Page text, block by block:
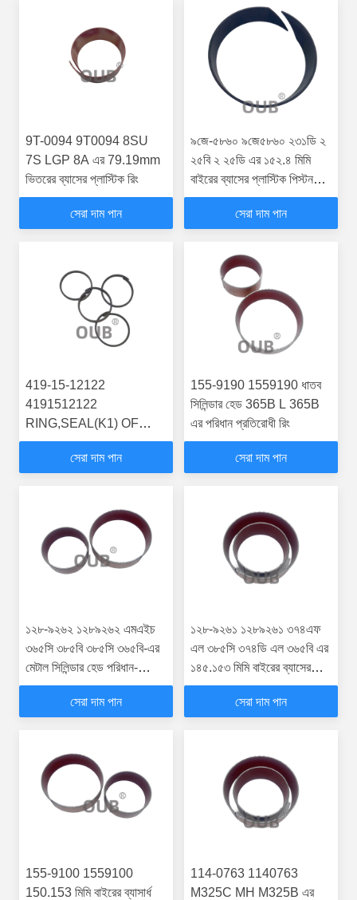
9T-0094 9T0094 8SU
7S LGP 8A এর 79.19mm
ভিতরের ব্যাসের প্লাস্টিক রিং
সেরা দাম পান
৯জে-৫৮৬০ ৯জে৫৮৬০ ২৩১ডি ২
২৫বি ২ ২৫ডি এর ১৫২.৪ মিমি
বাইরের ব্যাসের প্লাস্টিক পিস্টন
গাইড
সেরা দাম পান
419-15-12122
4191512122
RING,SEAL(K1) OF
WA480-6 WA380-DZ-3
সেরা দাম পান
155-9190 1559190 ধাতব
সিলিন্ডার হেড 365B L 365B
এর পরিধান প্রতিরোধী রিং
সেরা দাম পান
১২৮-৯২৬২ ১২৮৯২৬২ এমএইচ
৩৬৫সি ৩৮৫বি ৩৮৫সি ৩৬৫বি-এর
মেটাল সিলিন্ডার হেড পরিধান-
প্রতিরোধী রিং
সেরা দাম পান
১২৮-৯২৬১ ১২৮৯২৬১ ৩৭৪এফ
এল ৩৮৫সি ৩৭৪ডি এল ৩৬৫বি এর
১৪৫.১৫৩ মিমি বাইরের ব্যাসের
স্লিভ বিয়ারিং
সেরা দাম পান
155-9100 1559100
150.153 মিমি বাইরের ব্যাসার্ধ
114-0763 1140763
M325C MH M325B এর